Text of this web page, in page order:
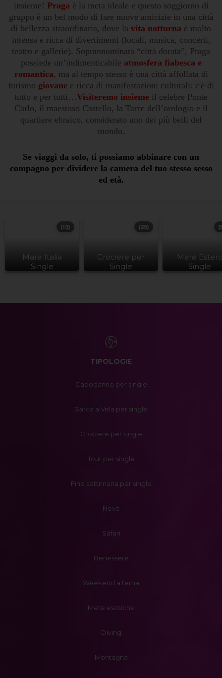
insieme! Praga è la meta ideale e questo soggiorno di
gruppo è un bel modo di fare nuove amicizie in una città
di bellezza straordinaria, dove la vita notturna è molto
intensa e ricca di divertimenti (locali, musica, concerti,
teatro e gallerie). Soprannominata “città dorata”, Praga
possiede un’indimenticabile atmosfera fiabesca e
romantica, ma al tempo stesso è una città affollata di
turismo giovanee ricca di manifestazioni culturali: c'è di
tutto e per tutti…Visiteremo insieme il celebre Ponte
Carlo, il maestoso Castello, la Torre dell’orologio e il
quartiere ebraico, considerato uno dei più belli del
mondo.
Se viaggi da solo, ti possiamo abbinare con un
compagno per dividere la camera del tuo stesso sesso
ed età.
Mare Italia
Single
(13)
Crociere per
Single
(25)
Mare
Single
TIPOLOGIE
Capodanno per single
Barca a Vela per single
Crociere per single
Tour per single
Fine settimana per single
Neve
Safari
Benessere
Weekend a tema
Mete esotiche
Diving
Montagna